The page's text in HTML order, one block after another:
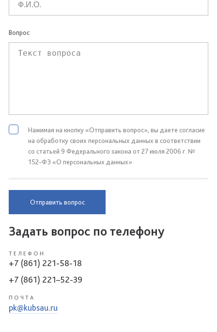
Вопрос
Нажимая на кнопку «Отправить вопрос», вы даете согласие
на обработку своих персональных данных в соответствии
со статьей 9 Федерального закона от 27 июля 2006 г. №
152-ФЗ «О персональных данных»
Отправить вопрос
Задать вопрос по телефону
ТЕЛЕФОН
+7 (861) 221-58-18
+7 (861) 221–52-39
ПОЧТА
pk@kubsau.ru